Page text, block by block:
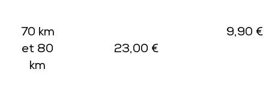
70 km
et 80
km
23,00 €
9,90 €